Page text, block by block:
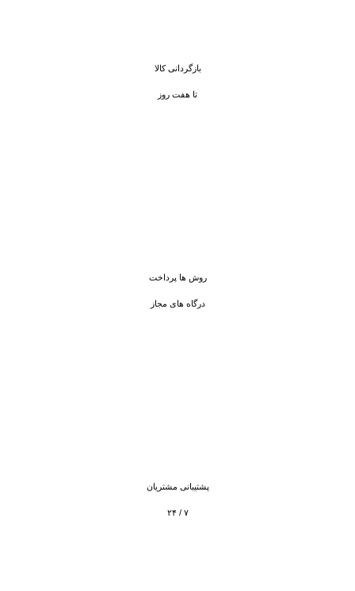
بازگردانی کالا
تا هفت روز
روش ها پرداخت
درگاه های مجاز
پشتیبانی مشتریان
۷ / ۲۴